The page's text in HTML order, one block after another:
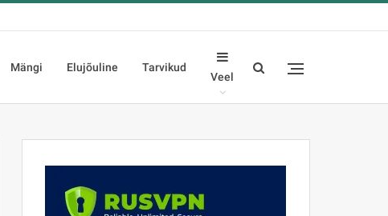
Mängi Elujõuline Tarvikud
Veel